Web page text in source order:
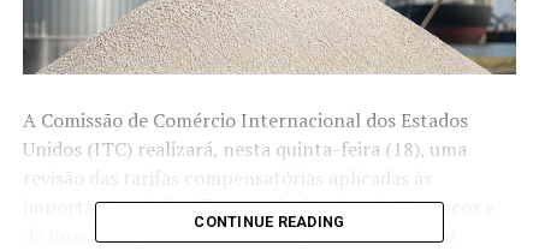
A Comissão de Comércio Internacional dos Estados
Unidos (ITC) realizará, nesta quinta-feira (18), uma
importações de fertilizantes fosfatados do Marrocos e
da Rússia. Segundo o anúncio, o procedimento vai
CONTINUE READING